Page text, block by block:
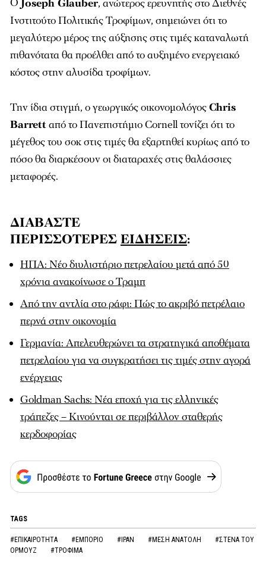
Ο Joseph Glauber, ανώτερος ερευνητής στο Διεθνές
Ινστιτούτο Πολιτικής Τροφίμων, σημειώνει ότι το
μεγαλύτερο μέρος της αύξησης στις τιμές καταναλωτή
πιθανότατα θα προέλθει από το αυξημένο ενεργειακό
κόστος στην αλυσίδα τροφίμων.
Την ίδια στιγμή, ο γεωργικός οικονομολόγοςChris
Barrettαπό το Πανεπιστήμιο Cornell τονίζει ότι το
μέγεθος του σοκ στις τιμές θα εξαρτηθεί κυρίως από το
πόσο θα διαρκέσουν οι διαταραχές στις θαλάσσιες
μεταφορές.
ΔΙΑΒΑΣΤΕ
ΠΕΡΙΣΣΟΤΕΡΕΣ ΕΙΔΗΣΕΙΣ:
ΗΠΑ: Νέο διυλιστήριο πετρελαίου μετά από 50
χρόνια ανακοίνωσε ο Τραμπ
Από την αντλία στο ράφι: Πώς το ακριβό πετρέλαιο
περνά στην οικονομία
Γερμανία: Απελευθερώνει τα στρατηγικά αποθέματα
πετρελαίου για να συγκρατήσει τις τιμές στην αγορά
ενέργειας
Goldman Sachs: Νέα εποχή για τις ελληνικές
τράπεζες – Κινούνται σε περιβάλλον σταθερής
κερδοφορίας
TAGS
#ΕΠΙΚΑΙΡΟΤΗΤΑ #ΕΜΠΟΡΙΟ #ΙΡΑΝ #ΜΕΣΗ ΑΝΑΤΟΛΗ
#ΣΤΕΝΑ ΤΟΥ
ΟΡΜΟΥΖ
#ΤΡΟΦΙΜΑ